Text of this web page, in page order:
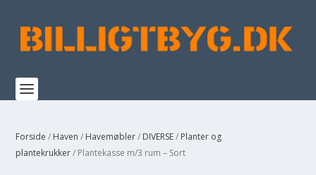
Forside / Haven / Havemøbler/ DIVERSE/ Planter og
plantekrukker/ Plantekasse m/3 rum – Sort